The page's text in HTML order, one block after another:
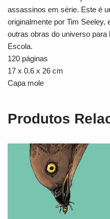
assassinos em série. Este é
originalmente por Tim Seeley,
outras obras do universo
Escola.
120 páginas
17 x 0.6 x 26 cm
Capa mole
Produtos